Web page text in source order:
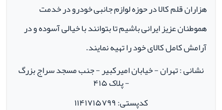
هزاران قلم کالا در حوزه لوازم جانبی خودرو در خدمت
هموطنان عزیز ایرانی باشیم تا بتوانند با خیالی آسوده و در
آرامش کامل کالای خود را تهیه نمایند.
نشانی : تهران - خیابان امیرکبیر - جنب مسجد سراج بزرگ
- پلاک ۴۱۵
کدپستی: ۱۱۴۱۷۱۵۷۹۹